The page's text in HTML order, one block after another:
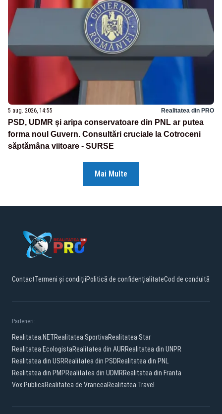
5 aug. 2026, 14:55 Realitatea din PRO
PSD, UDMR și aripa conservatoare din PNL ar putea
forma noul Guvern. Consultări cruciale la Cotroceni
săptămâna viitoare - SURSE
Mai Multe
ContactTermeni și condițiiPolitică de confidențialitateCod de conduită
Parteneri:
Realitatea.NETRealitatea SportivaRealitatea Star
Realitatea EcologistaRealitatea din AURRealitatea din UNPR
Realitatea din USRRealitatea din PSDRealitatea din PNL
Realitatea din PMPRealitatea din UDMRRealitatea din Franta
Vox PublicaRealitatea de VranceaRealitatea Travel